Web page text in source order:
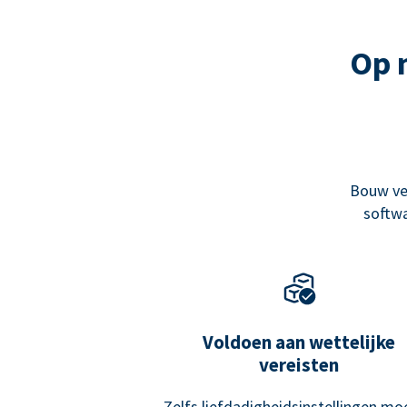
Op
Bouw
Voldoen aan wettelijke
vereisten